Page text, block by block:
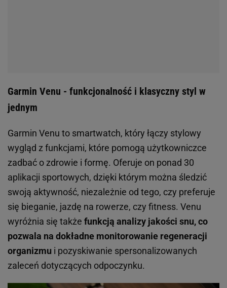
Garmin Venu - funkcjonalność i klasyczny styl w
jednym
Garmin Venu to smartwatch, który łączy stylowy
wygląd z funkcjami, które pomogą użytkowniczce
zadbać o zdrowie i formę. Oferuje on ponad 30
aplikacji sportowych, dzięki którym można śledzić
swoją aktywność, niezależnie od tego, czy preferuje
się bieganie, jazdę na rowerze, czy fitness. Venu
wyróżnia się także funkcją analizy jakości snu, co
pozwala na dokładne monitorowanie regeneracji
organizmu i pozyskiwanie spersonalizowanych
zaleceń dotyczących odpoczynku.